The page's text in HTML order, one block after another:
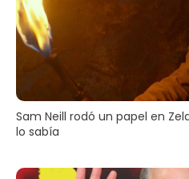
Sam Neill rodó un papel en
lo sabía